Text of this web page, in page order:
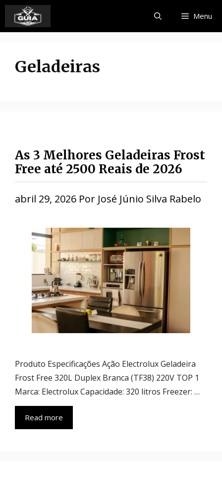
Pular
para
o
Menu
Geladeiras
As 3 Melhores Geladeiras Frost
Free até 2500 Reais de 2026
abril 29, 2026 Por José Júnio Silva Rabelo
Produto Especificações Ação Electrolux Geladeira
Frost Free 320L Duplex Branca (TF38) 220V TOP 1
Marca: Electrolux Capacidade: 320 litros Freezer: …
Read more